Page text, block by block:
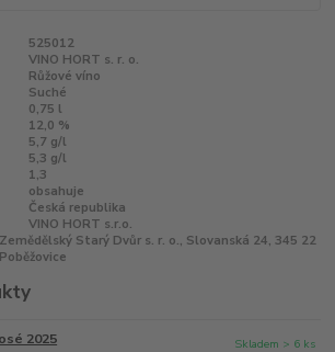
525012
VINO HORT s. r. o.
Růžové víno
Suché
0,75 l
12,0 %
5,7 g/l
5,3 g/l
1,3
obsahuje
Česká republika
VINO HORT s.r.o.
Zemědělský Starý Dvůr s. r. o., Slovanská 24, 345 22
Poběžovice
2025 Skladem > 6 ks